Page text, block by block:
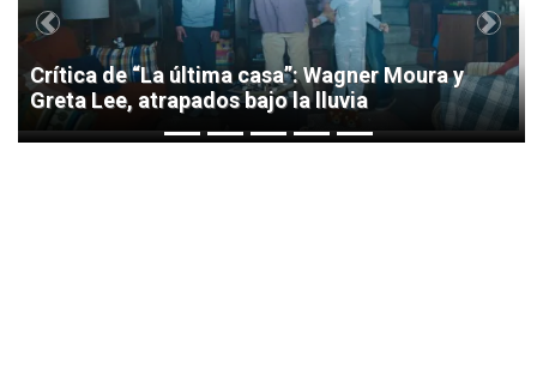
Crítica de “La última casa”: Wagner Moura y
Greta Lee, atrapados bajo la lluvia
Previous Next